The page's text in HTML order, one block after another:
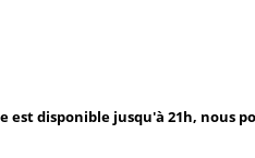
disponible jusqu'à 21h, nous